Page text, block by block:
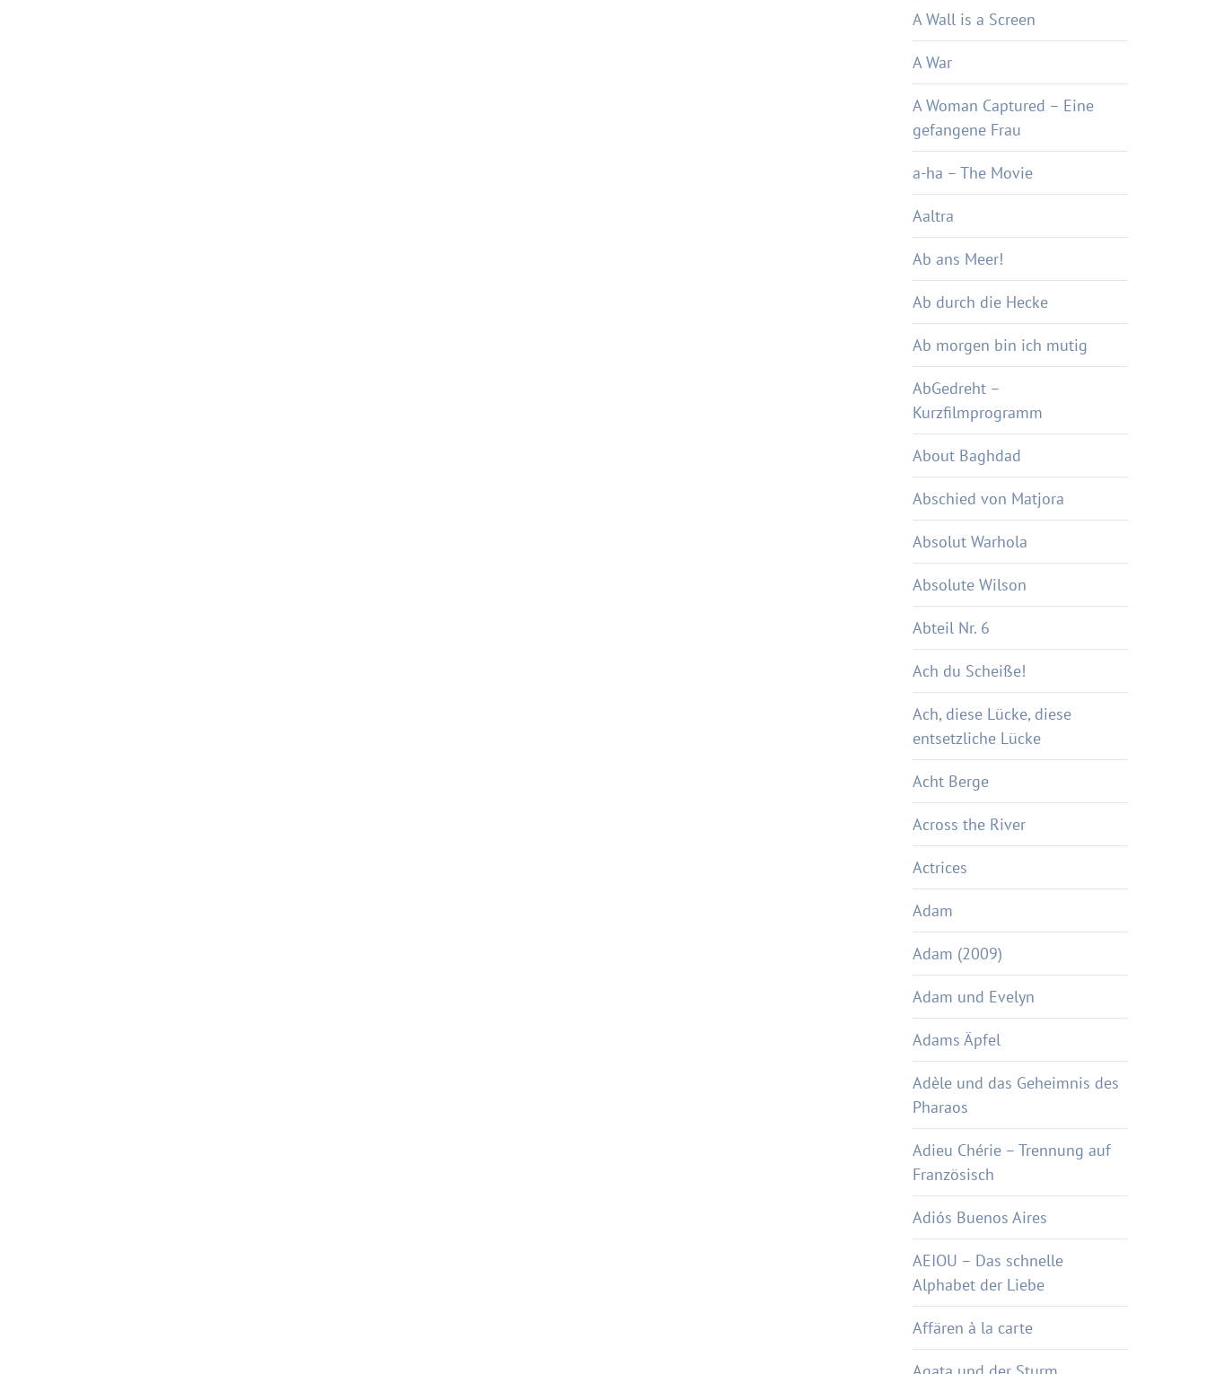
A Wall is a Screen
A War
A Woman Captured – Eine
gefangene Frau
a-ha – The Movie
Aaltra
Ab ans Meer!
Ab durch die Hecke
Ab morgen bin ich mutig
AbGedreht –
Kurzfilmprogramm
About Baghdad
Abschied von Matjora
Absolut Warhola
Absolute Wilson
Abteil Nr. 6
Ach du Scheiße!
Ach, diese Lücke, diese
entsetzliche Lücke
Acht Berge
Across the River
Actrices
Adam
Adam (2009)
Adam und Evelyn
Adams Äpfel
Adèle und das Geheimnis des
Pharaos
Adieu Chérie – Trennung auf
Französisch
Adiós Buenos Aires
AEIOU – Das schnelle
Alphabet der Liebe
Affären à la carte